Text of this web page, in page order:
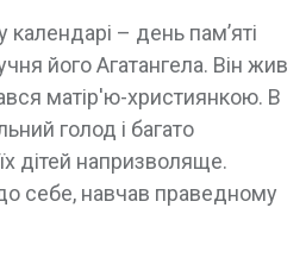
– день пам’яті
його Агатангела. Він жив
матір'ю-християнкою. В
голод і багато
дітей напризволяще.
себе, навчав праведному